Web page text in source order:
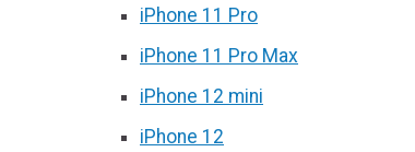
iPhone 11 Pro
iPhone 11 Pro Max
iPhone 12 mini
iPhone 12